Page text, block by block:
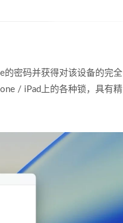
的密码并获得对该设备的完全
/ iPad上的各种锁，具有精